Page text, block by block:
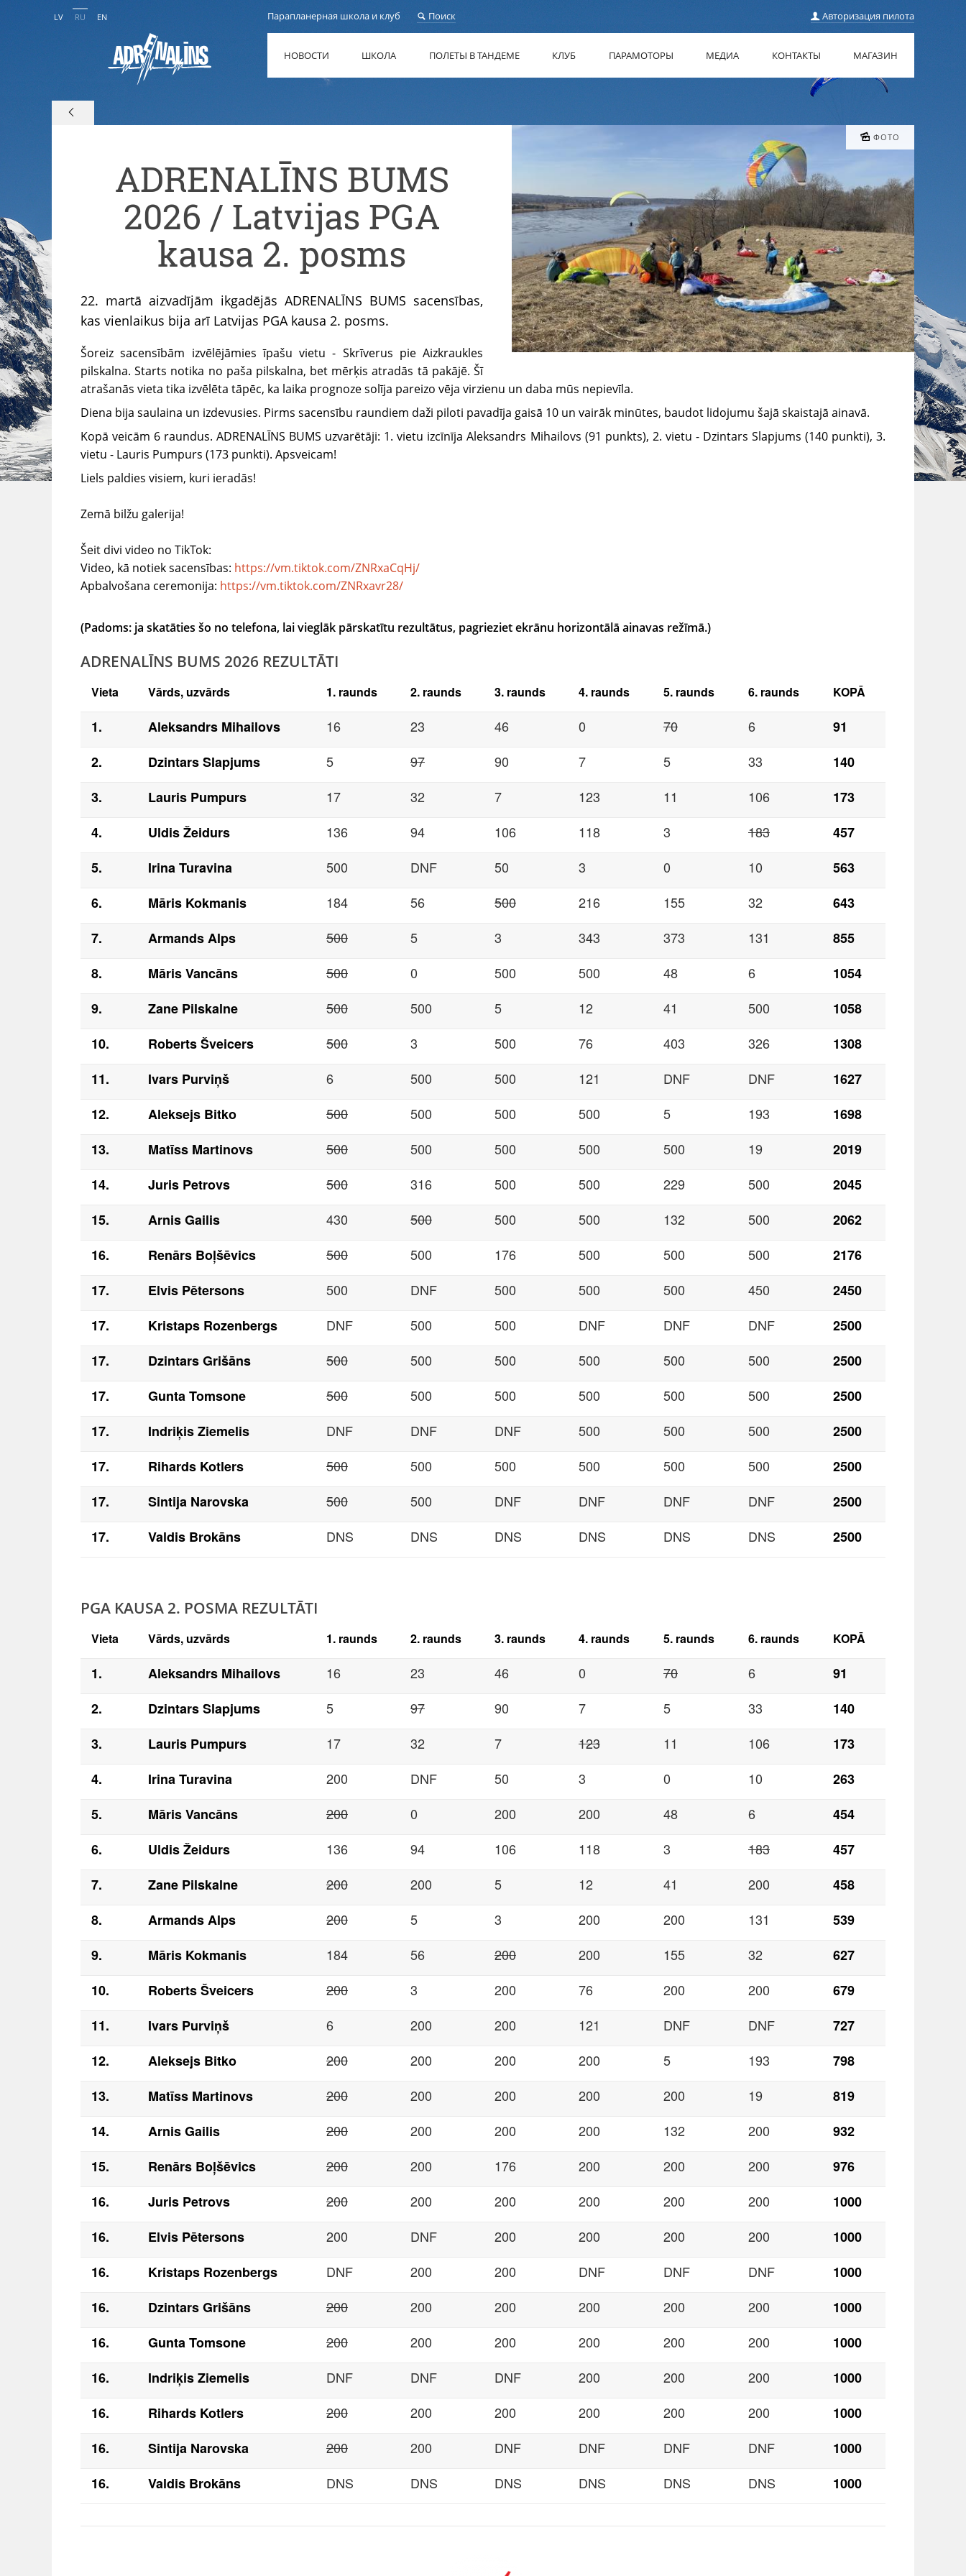
LV RU EN Парапланерная школа и клуб Поиск Авторизация пилота
НОВОСТИ ШКОЛА ПОЛЕТЫ В ТАНДЕМЕ КЛУБ ПАРАМОТОРЫ МЕДИА КОНТАКТЫ МАГАЗИН
ФОТО
ADRENALĪNS BUMS
2026 / Latvijas PGA
kausa 2. posms
22. martā aizvadījām ikgadējās ADRENALĪNS BUMS sacensības,
kas vienlaikus bija arī Latvijas PGA kausa 2. posms.
Šoreiz sacensībām izvēlējāmies īpašu vietu - Skrīverus pie Aizkraukles
pilskalna. Starts notika no paša pilskalna, bet mērķis atradās tā pakājē. Šī
atrašanās vieta tika izvēlēta tāpēc, ka laika prognoze solīja pareizo vēja virzienu un daba mūs nepievīla.
Diena bija saulaina un izdevusies. Pirms sacensību raundiem daži piloti pavadīja gaisā 10 un vairāk minūtes, baudot lidojumu šajā skaistajā ainavā.
Kopā veicām 6 raundus. ADRENALĪNS BUMS uzvarētāji: 1. vietu izcīnīja Aleksandrs Mihailovs (91 punkts), 2. vietu - Dzintars Slapjums (140 punkti), 3.
vietu - Lauris Pumpurs (173 punkti). Apsveicam!
Liels paldies visiem, kuri ieradās!
Zemā bilžu galerija!
Šeit divi video no TikTok:
Video, kā notiek sacensības: https://vm.tiktok.com/ZNRxaCqHj/
Apbalvošana ceremonija: https://vm.tiktok.com/ZNRxavr28/
(Padoms: ja skatāties šo no telefona, lai vieglāk pārskatītu rezultātus, pagrieziet ekrānu horizontālā ainavas režīmā.)
ADRENALĪNS BUMS 2026 REZULTĀTI
Vieta Vārds, uzvārds 1. raunds 2. raunds 3. raunds 4. raunds 5. raunds 6. raunds KOPĀ
1. Aleksandrs Mihailovs 16 23 46 0 70 6
91
2.
Dzintars Slapjums 5 97 90 7 5 33
140
3.
Lauris Pumpurs 17 32 7 123 11 106
173
4.
Uldis Žeidurs 136 94 106 118 3 183
457
5.
Irina Turavina 500 DNF 50 3 0 10
563
6.
Māris Kokmanis 184 56 500 216 155 32
643
7.
Armands Alps 500 5 3 343 373 131
855
8.
Māris Vancāns 500 0 500 500 48 6
1054
9.
Zane Pilskalne 500 500 5 12 41 500
1058
10.
Roberts Šveicers 500 3 500 76 403 326
1308
11.
Ivars Purviņš 6 500 500 121 DNF DNF
1627
12.
Aleksejs Bitko 500 500 500 500 5 193
1698
13.
Matīss Martinovs 500 500 500 500 500 19
2019
14.
Juris Petrovs 500 316 500 500 229 500
2045
15.
Arnis Gailis 430 500 500 500 132 500
2062
16.
Renārs Boļšēvics 500 500 176 500 500 500
2176
17.
Elvis Pētersons 500 DNF 500 500 500 450
2450
17.
Kristaps Rozenbergs DNF 500 500 DNF DNF DNF
2500
17.
Dzintars Grišāns 500 500 500 500 500 500
2500
17.
Gunta Tomsone 500 500 500 500 500 500
2500
17.
Indriķis Ziemelis DNF DNF DNF 500 500 500
2500
17.
Rihards Kotlers 500 500 500 500 500 500
2500
17.
Sintija Narovska 500 500 DNF DNF DNF DNF
2500
17.
Valdis Brokāns DNS DNS DNS DNS DNS DNS 2500
PGA KAUSA 2. POSMA REZULTĀTI
Vieta Vārds, uzvārds 1. raunds 2. raunds 3. raunds 4. raunds 5. raunds 6. raunds KOPĀ
1. Aleksandrs Mihailovs 16 23 46 0 70 6
91
2.
Dzintars Slapjums 5 97 90 7 5 33
140
3.
Lauris Pumpurs 17 32 7 123 11 106
173
4.
Irina Turavina 200 DNF 50 3 0 10
263
5.
Māris Vancāns 200 0 200 200 48 6
454
6.
Uldis Žeidurs 136 94 106 118 3 183
457
7.
Zane Pilskalne 200 200 5 12 41 200
458
8.
Armands Alps 200 5 3 200 200 131
539
9.
Māris Kokmanis 184 56 200 200 155 32
627
10.
Roberts Šveicers 200 3 200 76 200 200
679
11.
Ivars Purviņš 6 200 200 121 DNF DNF
727
12.
Aleksejs Bitko 200 200 200 200 5 193
798
13.
Matīss Martinovs 200 200 200 200 200 19
819
14.
Arnis Gailis 200 200 200 200 132 200
932
15.
Renārs Boļšēvics 200 200 176 200 200 200
976
16.
Juris Petrovs 200 200 200 200 200 200
1000
16.
Elvis Pētersons 200 DNF 200 200 200 200
1000
16.
Kristaps Rozenbergs DNF 200 200 DNF DNF DNF
1000
16.
Dzintars Grišāns 200 200 200 200 200 200
1000
16.
Gunta Tomsone 200 200 200 200 200 200
1000
16.
Indriķis Ziemelis DNF DNF DNF 200 200 200
1000
16.
Rihards Kotlers 200 200 200 200 200 200
1000
16.
Sintija Narovska 200 200 DNF DNF DNF DNF
1000
16.
Valdis Brokāns DNS DNS DNS DNS DNS DNS 1000